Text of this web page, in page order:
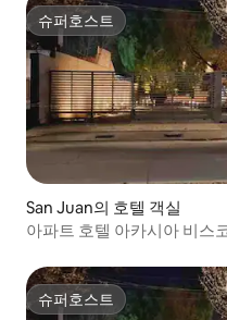
슈퍼호스트
슈퍼호스트
San Juan의 호텔 객실
아파트 호텔 아카시아 비스
슈퍼호스트
슈퍼호스트